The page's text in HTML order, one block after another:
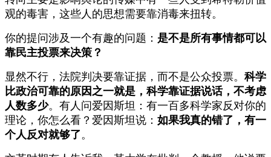
观的毒害，这些人的思想需要靠消毒来扭转。
你的提问涉及一个有趣的问题： 是不是所有事情都可以
靠民主投票来决策？
显然不行，法院判决要靠证据，而不是公众投票。 科学
比政治可靠的原因之一就是，科学靠证据说话，不考虑
人数多少。有人问爱因斯坦：有一百多科学家反对你的
理论，你怎么看？爱因斯坦说： 如果我真的错了，有一
个人反对就够了 。